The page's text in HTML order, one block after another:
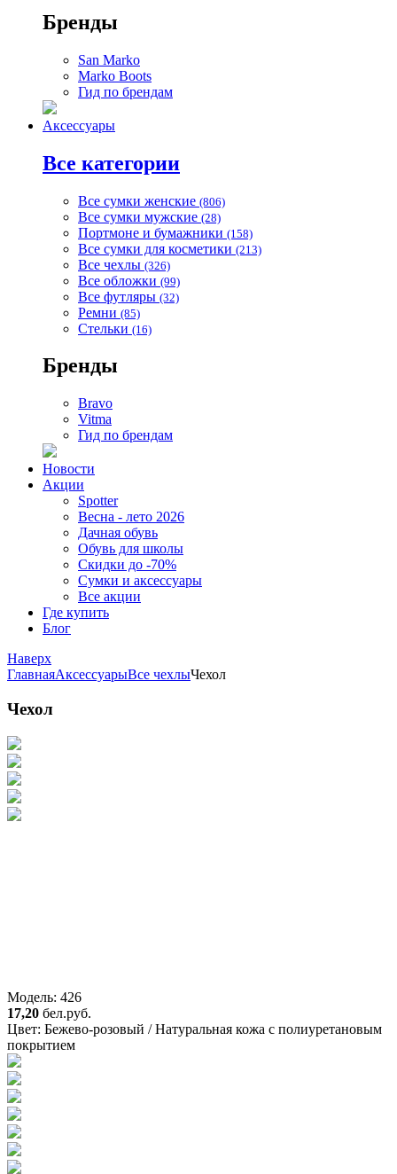
Бренды
San Marko
Marko Boots
Гид по брендам
Аксессуары
Все категории
Все сумки женские (806)
Все сумки мужские (28)
Портмоне и бумажники (158)
Все сумки для косметики (213)
Все чехлы (326)
Все обложки (99)
Все футляры (32)
Ремни (85)
Стельки (16)
Бренды
Bravo
Vitma
Гид по брендам
Новости
Акции
Spotter
Весна - лето 2026
Дачная обувь
Обувь для школы
Скидки до -70%
Сумки и аксессуары
Все акции
Где купить
Блог
Наверх
ГлавнаяАксессуарыВсе чехлыЧехол
Чехол
Модель: 426
17,20 бел.руб.
Цвет: Бежево-розовый / Натуральная кожа с полиуретановым
покрытием